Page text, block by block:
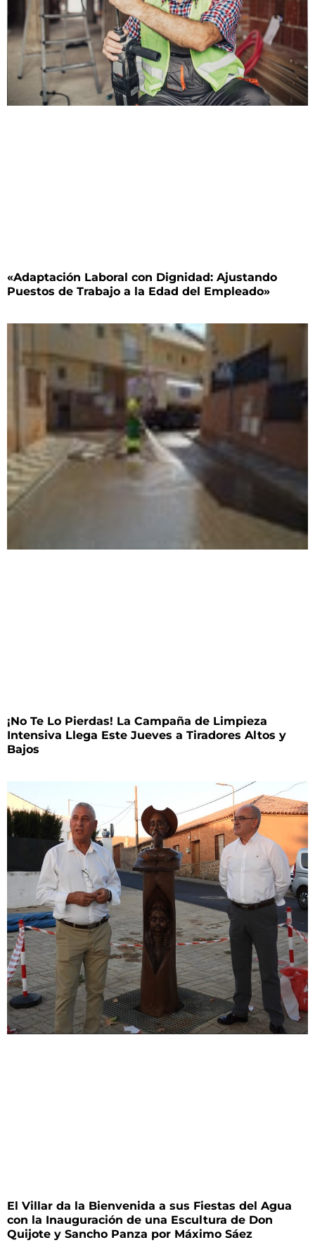
«Adaptación Laboral con Dignidad: Ajustando
Puestos de Trabajo a la Edad del Empleado»
¡No Te Lo Pierdas! La Campaña de Limpieza
Intensiva Llega Este Jueves a Tiradores Altos y
Bajos
El Villar da la Bienvenida a sus Fiestas del Agua
con la Inauguración de una Escultura de Don
Quijote y Sancho Panza por Máximo Sáez